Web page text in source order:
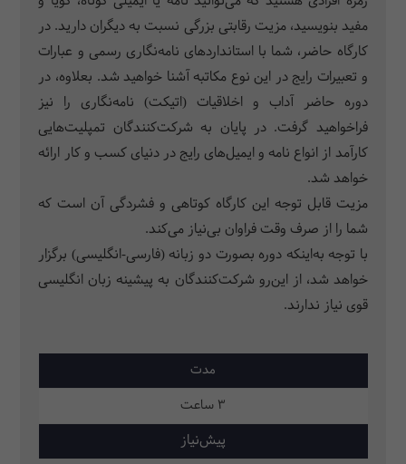
مفید بنویسید، مزیت رقابتی بزرگی نسبت به دیگران دارید. در
کارگاه حاضر، شما با استانداردهای نامه‌نگاری رسمی و عبارات
و تعبیرات رایج در این نوع مکاتبه آشنا خواهید شد. بعلاوه، در
دوره حاضر آداب و اخلاقیات (اتیکت) نامه‌نگاری را نیز
فراخواهید گرفت. در پایان به شرکت‌کنندگان تمپلیت‌­هایی
کارآمد از انواع نامه و ایمیل­‌های رایج در دنیای کسب و کار ارائه
خواهد شد.
مزیت قابل توجه این کارگاه کوتاهی و فشردگی آن است که
شما را از صرف وقت فراوان بی‌نیاز می­‌کند.
با توجه به‌اینکه دوره بصورت دو زبانه (فارسی-انگلیسی) برگزار
خواهد شد، از این‌رو شرکت‌کنندگان به پیشینه زبان انگلیسی
قوی نیاز ندارند.
مدت
3 ساعت
پیش‌نیاز